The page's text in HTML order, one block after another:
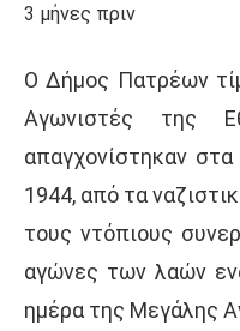
3 μήνες πριν
Ο Δήμος Πατρέων
Αγωνιστές της
απαγχονίστηκαν
1944, από τα
τους ντόπιους
αγώνες των λαών
ημέρα της Μεγάλης